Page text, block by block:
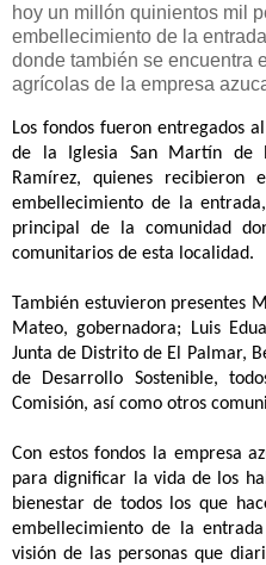
hoy un millón quinientos mil
embellecimiento de la
donde también se encuentra
agrícolas de la empresa
Los fondos fueron entregados
de la Iglesia San Martín de
Ramírez, quienes
embellecimiento de la
principal de la comunidad
comunitarios de esta localidad.
También estuvieron presentes
Mateo, gobernadora; Luis
Junta de Distrito de El Palmar,
de Desarrollo Sostenible,
Comisión, así como otros
Con estos fondos la empresa
para dignificar la vida de los
bienestar de todos los que
embellecimiento de la
visión de las personas que